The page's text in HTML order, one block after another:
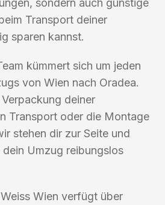
sondern auch günstige
Transport deiner
sparen kannst.
kümmert sich um jeden
von Wien nach Oradea.
deiner
Transport oder die Montage
stehen dir zur Seite und
Umzug reibungslos
Wien verfügt über